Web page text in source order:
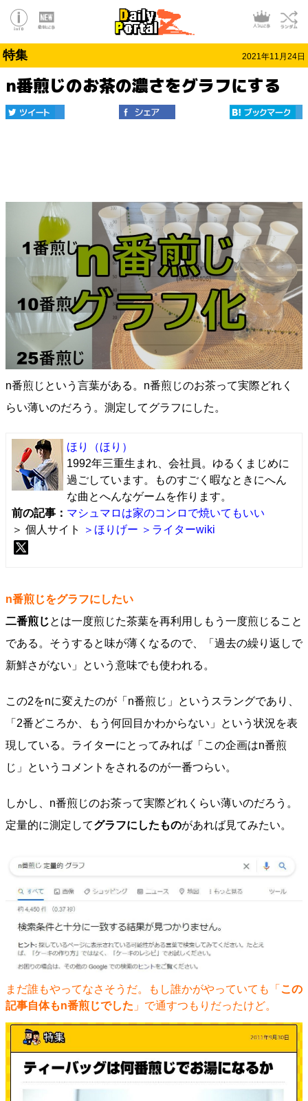
特集 2021年11月24日
n番煎じのお茶の濃さをグラフにする
n番煎じという言葉がある。n番煎じのお茶って実際どれく
らい薄いのだろう。測定してグラフにした。
ほり
（ほり）
1992年三重生まれ、会社員。ゆるくまじめに
過ごしています。ものすごく暇なときにへん
な曲とへんなゲームを作ります。
前の記事： マシュマロは家のコンロで焼いてもいい
＞ 個人サイト
＞ほりげー ＞ライターwiki
n番煎じをグラフにしたい
二番煎じとは一度煎じた茶葉を再利用しもう一度煎じること
である。そうすると味が薄くなるので、「過去の繰り返しで
新鮮さがない」という意味でも使われる。
この2をnに変えたのが「n番煎じ」というスラングであり、
「2番どころか、もう何回目かわからない」という状況を表
現している。ライターにとってみれば「この企画はn番煎
じ」というコメントをされるのが一番つらい。
しかし、n番煎じのお茶って実際どれくらい薄いのだろう。
定量的に測定してグラフにしたものがあれば見てみたい。
まだ誰もやってなさそうだ。もし誰かがやっていても「 この
記事自体もn番煎じでした 」で通すつもりだったけど。